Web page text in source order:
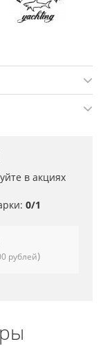
в акциях
0/1
рублей)